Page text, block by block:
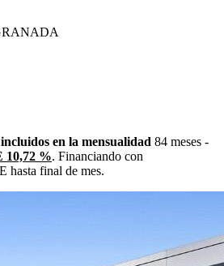
en la mensualidad 84 meses -
10,72 %. Financiando con
final de mes.